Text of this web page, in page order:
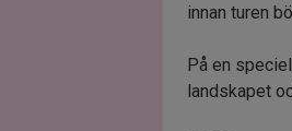
innan turen
På en
landskapet